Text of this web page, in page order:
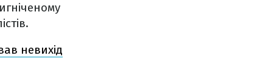
невихід